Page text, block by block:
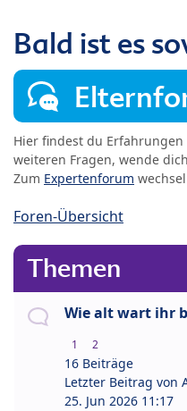
Bald ist es
Hier findest du Erfahrungen
weiteren Fragen, wende
Zum Expertenforum
Foren-Übersicht
Themen
Wie alt wart ihr
1 2
16 Beiträge
Letzter Beitrag von
25. Jun 2026 11:17